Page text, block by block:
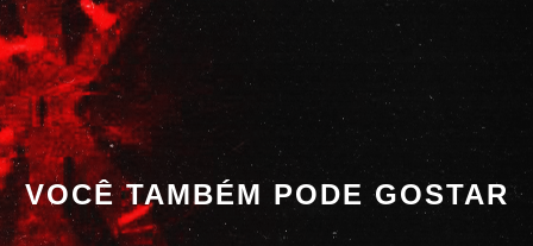
VOCÊ TAMBÉM PODE GOSTAR